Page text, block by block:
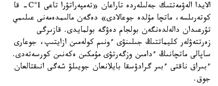
الايدا الەۋمەتتىك جەلىلەردە تاراعان «تەمپەراتۋرا تاعى 1°C- قا
كوتەرىلسە، ماتچا مۇلدە جوعالادى» دەگەن مالىمدەمەنى عىلىمي
تۇرعىدان دالەلدەنگەن بولجام دەۋگە بولمايدى. قازىرگى
زەرتتەۋلەر كليماتتىڭ جىلىنۋى ءونىم كولەمىن ازايتىپ، جوعارى
ساپالى ماتچانىڭ ءدامىن وزگەرتۋى مۇمكىن ەكەنىن كورسەتەدى.
ءبىراق ناقتى ءبىر گرادۋسقا بايلانعان جويىلۋ شەگى انىقتالعان
جوق.